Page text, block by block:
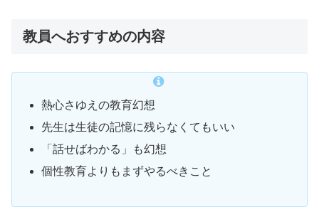
教員へおすすめの内容
熱心さゆえの教育幻想
先生は生徒の記憶に残らなくてもいい
「話せばわかる」も幻想
個性教育よりもまずやるべきこと